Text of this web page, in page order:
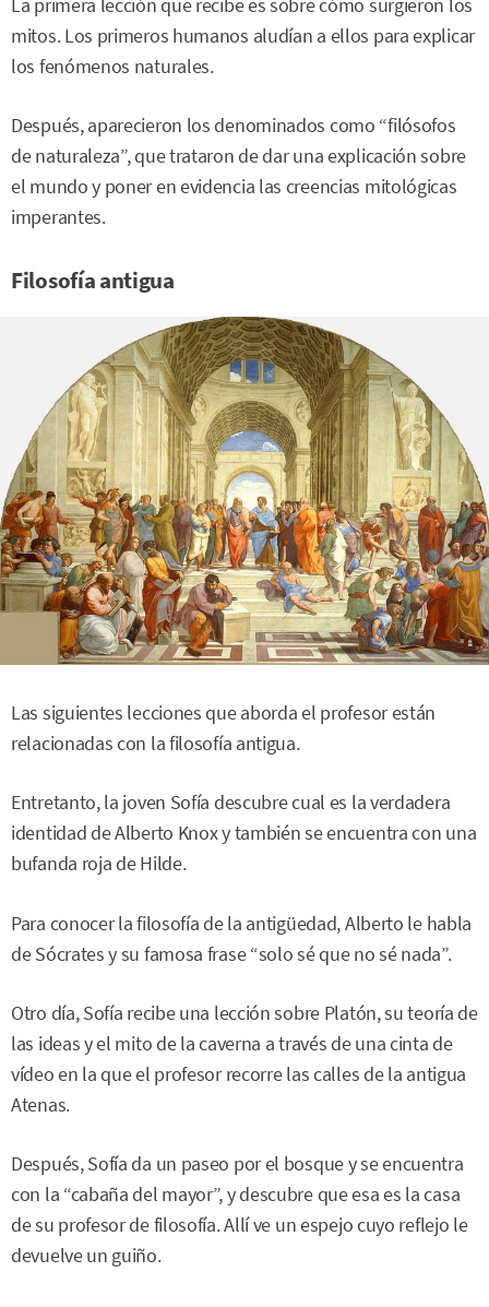
La primera lección que recibe es sobre cómo surgieron los
mitos. Los primeros humanos aludían a ellos para explicar
los fenómenos naturales.
Después, aparecieron los denominados como “filósofos
de naturaleza”, que trataron de dar una explicación sobre
el mundo y poner en evidencia las creencias mitológicas
imperantes.
Filosofía antigua
Las siguientes lecciones que aborda el profesor están
relacionadas con la filosofía antigua.
Entretanto, la joven Sofía descubre cual es la verdadera
identidad de Alberto Knox y también se encuentra con una
bufanda roja de Hilde.
Para conocer la filosofía de la antigüedad, Alberto le habla
de Sócrates y su famosa frase “solo sé que no sé nada”.
Otro día, Sofía recibe una lección sobre Platón, su teoría de
las ideas y el mito de la caverna a través de una cinta de
vídeo en la que el profesor recorre las calles de la antigua
Atenas.
Después, Sofía da un paseo por el bosque y se encuentra
con la “cabaña del mayor”, y descubre que esa es la casa
de su profesor de filosofía. Allí ve un espejo cuyo reflejo le
devuelve un guiño.